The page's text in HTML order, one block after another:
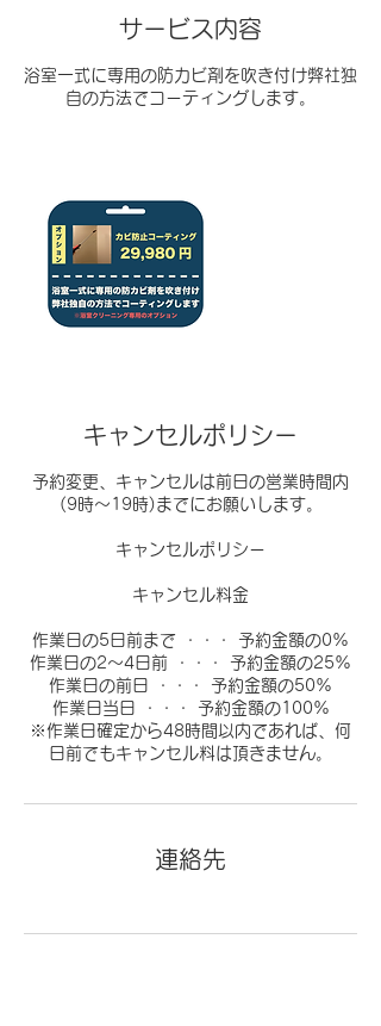
サービス内容
浴室一式に専用の防カビ剤を吹き付け弊社独
自の方法でコーティングします。
キャンセルポリシー
予約変更、キャンセルは前日の営業時間内
(9時〜19時)までにお願いします。
キャンセルポリシー
キャンセル料金
作業日の5日前まで ・・・ 予約金額の0%
作業日の2〜4日前 ・・・ 予約金額の25%
作業日の前日 ・・・ 予約金額の50%
作業日当日 ・・・ 予約金額の100%
※作業日確定から48時間以内であれば、何
日前でもキャンセル料は頂きません。
連絡先